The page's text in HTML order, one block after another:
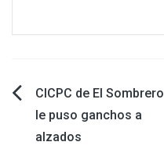
Navegación
de
CICPC de El Sombrero
le puso ganchos a
alzados